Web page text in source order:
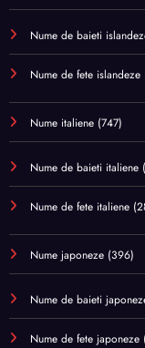
Nume de baieti
Nume de fete islandeze
Nume italiene (747)
Nume de baieti italiene
Nume de fete italiene
Nume japoneze (396)
Nume de baieti
Nume de fete japoneze